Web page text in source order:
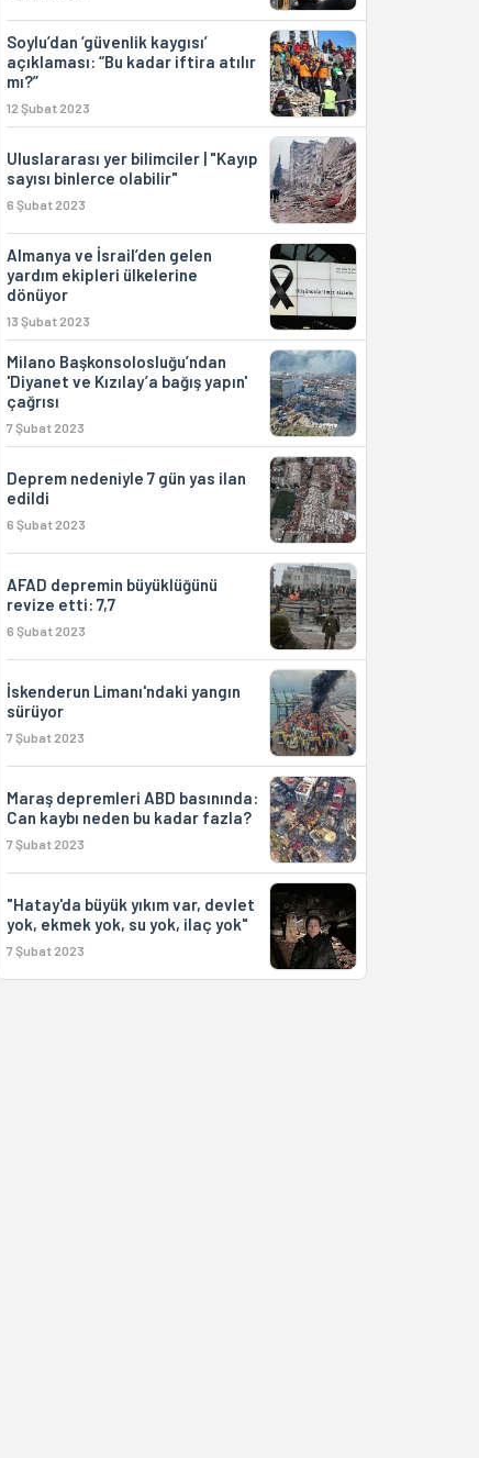
Soylu’dan ‘güvenlik kaygısı’
açıklaması: “Bu kadar iftira atılır
mı?”
12 Şubat 2023
Uluslararası yer bilimciler | "Kayıp
sayısı binlerce olabilir"
6 Şubat 2023
Almanya ve İsrail’den gelen
yardım ekipleri ülkelerine
dönüyor
13 Şubat 2023
Milano Başkonsolosluğu’ndan
'Diyanet ve Kızılay’a bağış yapın'
çağrısı
7 Şubat 2023
Deprem nedeniyle 7 gün yas ilan
edildi
6 Şubat 2023
AFAD depremin büyüklüğünü
revize etti: 7,7
6 Şubat 2023
İskenderun Limanı'ndaki yangın
sürüyor
7 Şubat 2023
Maraş depremleri ABD basınında:
Can kaybı neden bu kadar fazla?
7 Şubat 2023
"Hatay'da büyük yıkım var, devlet
yok, ekmek yok, su yok, ilaç yok"
7 Şubat 2023